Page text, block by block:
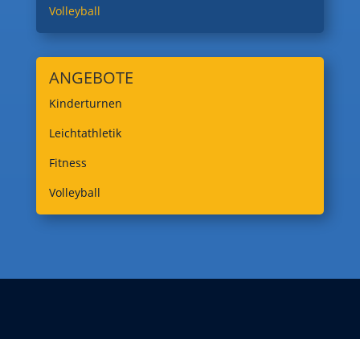
Volleyball
ANGEBOTE
Kinderturnen
Leichtathletik
Fitness
Volleyball